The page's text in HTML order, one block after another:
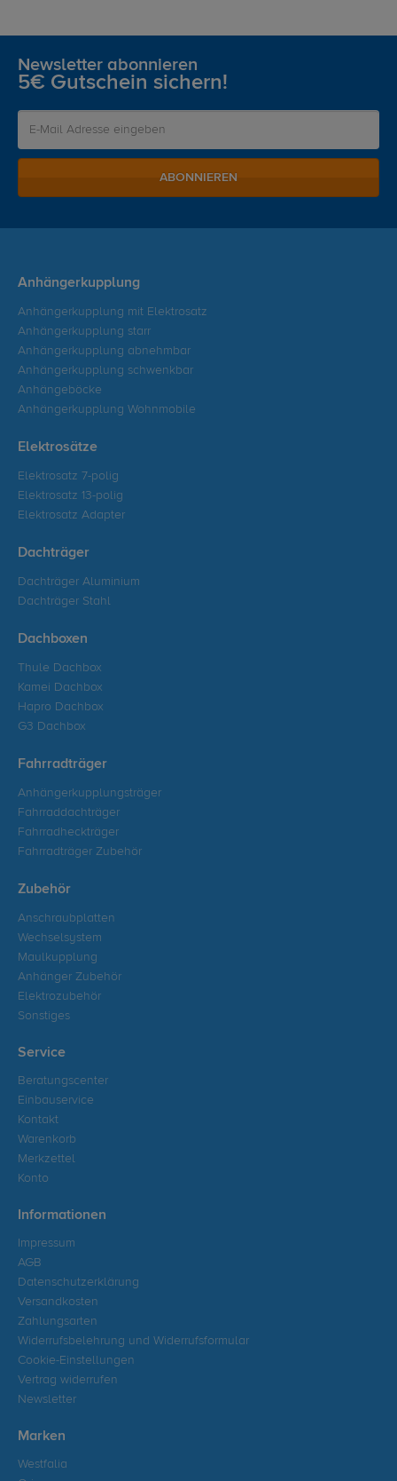
Newsletter abonnieren
5€ Gutschein sichern!
ABONNIEREN
Anhängerkupplung
Anhängerkupplung mit Elektrosatz
Anhängerkupplung starr
Anhängerkupplung abnehmbar
Anhängerkupplung schwenkbar
Anhängeböcke
Anhängerkupplung Wohnmobile
Elektrosätze
Elektrosatz 7-polig
Elektrosatz 13-polig
Elektrosatz Adapter
Dachträger
Dachträger Aluminium
Dachträger Stahl
Dachboxen
Thule Dachbox
Kamei Dachbox
Hapro Dachbox
G3 Dachbox
Fahrradträger
Anhängerkupplungsträger
Fahrraddachträger
Fahrradheckträger
Fahrradträger Zubehör
Zubehör
Anschraubplatten
Wechselsystem
Maulkupplung
Anhänger Zubehör
Elektrozubehör
Sonstiges
Service
Beratungscenter
Einbauservice
Kontakt
Warenkorb
Merkzettel
Konto
Informationen
Impressum
AGB
Datenschutzerklärung
Versandkosten
Zahlungsarten
Widerrufsbelehrung und Widerrufsformular
Cookie-Einstellungen
Vertrag widerrufen
Newsletter
Marken
Westfalia